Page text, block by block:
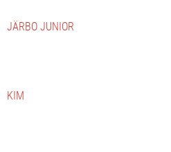
JÄRBO JUNIOR
KIM